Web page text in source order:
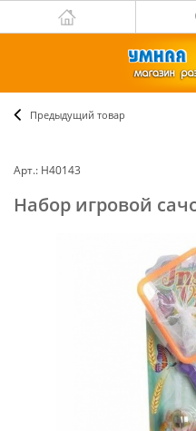
Предыдущий товар
Арт.: Н40143
Набор игровой